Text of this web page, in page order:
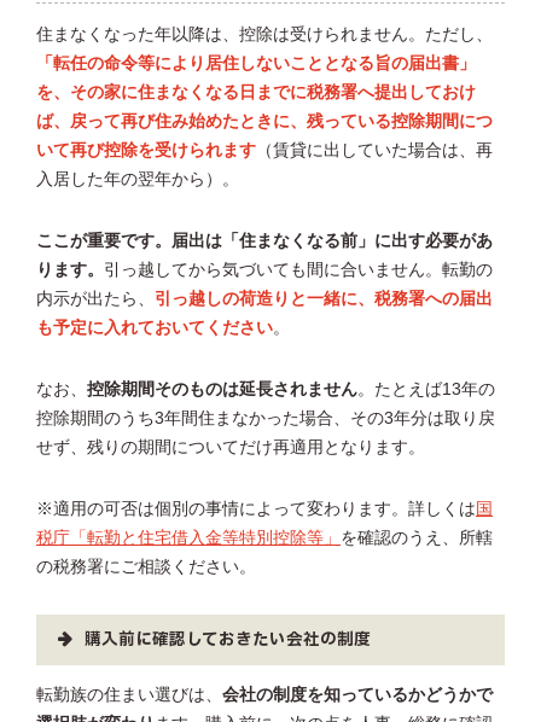
住まなくなった年以降は、控除は受けられません。ただし、
「転任の命令等により居住しないこととなる旨の届出書」
を、その家に住まなくなる日までに税務署へ提出しておけ
ば、戻って再び住み始めたときに、残っている控除期間につ
いて再び控除を受けられます （賃貸に出していた場合は、再
入居した年の翌年から）。
ここが重要です。届出は「住まなくなる前」に出す必要があ
ります。 引っ越してから気づいても間に合いません。転勤の
内示が出たら、 引っ越しの荷造りと一緒に、税務署への届出
も予定に入れておいてください。
なお、 控除期間そのものは延長されません。たとえば13年の
控除期間のうち3年間住まなかった場合、その3年分は取り戻
せず、残りの期間についてだけ再適用となります。
※適用の可否は個別の事情によって変わります。詳しくは 国
税庁「転勤と住宅借入金等特別控除等」 を確認のうえ、所轄
の税務署にご相談ください。
購入前に確認しておきたい会社の制度
転勤族の住まい選びは、 会社の制度を知っているかどうかで